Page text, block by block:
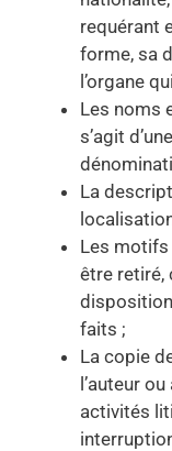
requérant
forme, sa
l’organe
Les noms
s’agit
La
Les
être retiré,
faits ;
La copie
l’auteur
activités